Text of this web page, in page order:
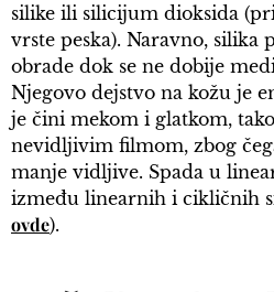
silike ili silicijum dioksida
vrste peska). Naravno, silika
obrade dok se ne dobije
Njegovo dejstvo na kožu je
je čini mekom i glatkom,
nevidljivim filmom, zbog
manje vidljive. Spada u
između linearnih i cikličnih
ovde).